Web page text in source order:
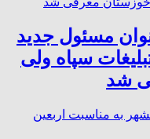
مسئول جدید
سپاه ولی
شد